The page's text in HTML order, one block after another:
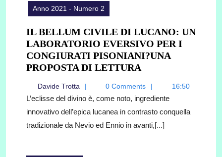
Anno 2021 - Numero 2
IL BELLUM CIVILE DI LUCANO: UN
LABORATORIO EVERSIVO PER I
CONGIURATI PISONIANI?UNA
PROPOSTA DI LETTURA
CIVILE
DI
LUCANO:
UN
Davide TrottaDavide
Trotta
0 Comments 16:50
L’eclisse del divino è, come noto, ingrediente
innovativo dell’epica lucanea in contrasto conquella
tradizionale da Nevio ed Ennio in avanti,[...]